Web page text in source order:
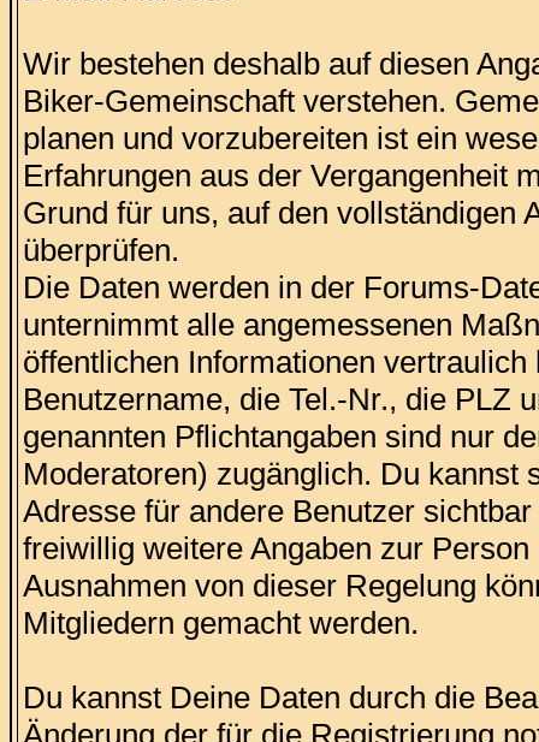
Wir bestehen deshalb auf diesen
Biker-Gemeinschaft verstehen.
planen und vorzubereiten ist ein
Erfahrungen aus der Vergangenheit
Grund für uns, auf den vollständigen
überprüfen.
Die Daten werden in der Forums-
unternimmt alle angemessenen
öffentlichen Informationen
Benutzername, die Tel.-Nr., die PLZ
genannten Pflichtangaben sind nur
Moderatoren) zugänglich. Du
Adresse für andere Benutzer
freiwillig weitere Angaben zur
Ausnahmen von dieser Regelung
Mitgliedern gemacht werden.
Du kannst Deine Daten durch die
Änderung der für die Registrierung